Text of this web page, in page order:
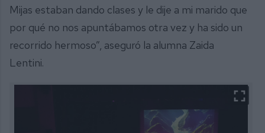
Mijas estaban dando clases y le dije a mi marido que
por qué no nos apuntábamos otra vez y ha sido un
recorrido hermoso”, aseguró la alumna Zaida
Lentini.